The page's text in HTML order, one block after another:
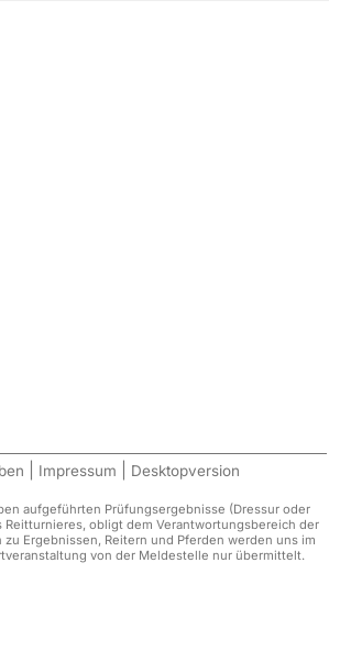
Impressum Desktopversion
aufgeführten Prüfungsergebnisse (Dressur oder
obligt dem Verantwortungsbereich der
Ergebnissen, Reitern und Pferden werden uns im
von der Meldestelle nur übermittelt.